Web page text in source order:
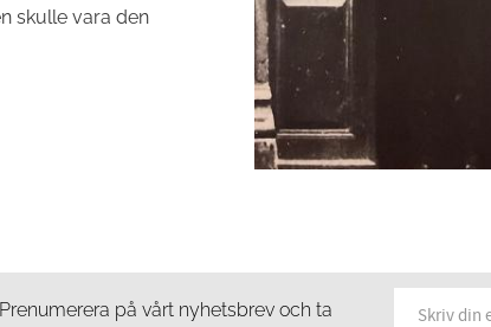
skulle vara den
Prenumerera på vårt nyhetsbrev och ta